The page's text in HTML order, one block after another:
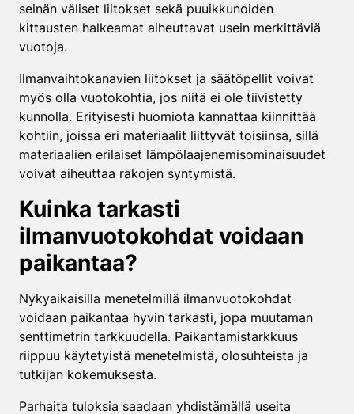
seinän väliset liitokset sekä puuikkunoiden
kittausten halkeamat aiheuttavat usein merkittäviä
vuotoja.
Ilmanvaihtokanavien liitokset ja säätöpellit voivat
myös olla vuotokohtia, jos niitä ei ole tiivistetty
kunnolla. Erityisesti huomiota kannattaa kiinnittää
kohtiin, joissa eri materiaalit liittyvät toisiinsa, sillä
materiaalien erilaiset lämpölaajenemisominaisuudet
voivat aiheuttaa rakojen syntymistä.
Kuinka tarkasti
ilmanvuotokohdat voidaan
paikantaa?
Nykyaikaisilla menetelmillä ilmanvuotokohdat
voidaan paikantaa hyvin tarkasti, jopa muutaman
senttimetrin tarkkuudella. Paikantamistarkkuus
riippuu käytetyistä menetelmistä, olosuhteista ja
tutkijan kokemuksesta.
Parhaita tuloksia saadaan yhdistämällä useita